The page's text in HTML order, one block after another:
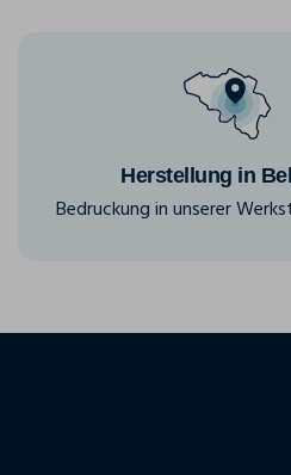
Herstellung in
Bedruckung in unserer